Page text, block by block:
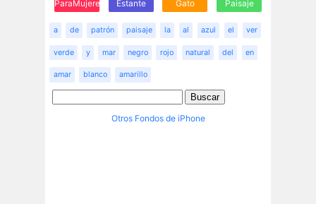
ParaMujeres Estante Gato Paisaje
a de patrón paisaje la al azul el ver
verde y mar negro rojo natural del en
amar blanco amarillo
Otros Fondos de iPhone